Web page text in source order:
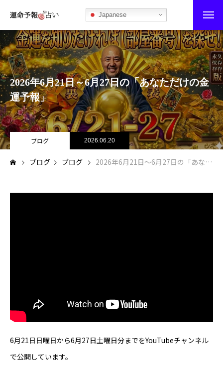
Japanese
運命予報占い
運命予報占いとは
あなたの所属部屋を探そう！
最恐の相性占い
秘伝公開！吉凶カレンダー
記事カテゴリー
ブログ
社会
2026年6月21日～6月27日の「あなただけの金
運予報」
ブログ 2026.06.20
ブログ ブログ 2026年6月21日～6月27日の「あなただけの金運予報」
6月21日日曜日から6月27日土曜日分までをYouTubeチャンネル
で公開しています。